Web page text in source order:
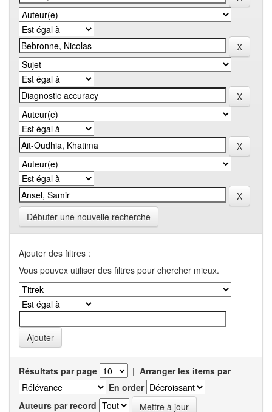
Débuter une nouvelle recherche
Ajouter des filtres :
Vous pouvex utiliser des filtres pour chercher mieux.
Résultats par page | Arranger les items par
En order
Auteurs par record